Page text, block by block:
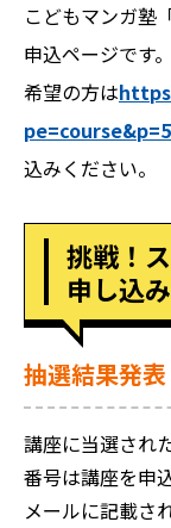
こどもマンガ塾
申込ページです
希望の方は
込みください。
挑戦！
申し込み
抽選結果発表
講座に当選され
番号は講座を申
メールに記載さ